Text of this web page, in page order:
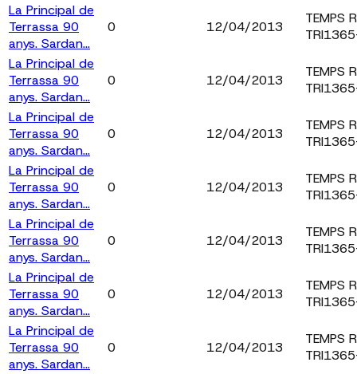
La Principal de
Terrassa 90
anys. Sardan...
0 12/04/2013
TEMPS
La Principal de
Terrassa 90
anys. Sardan...
0 12/04/2013
TEMPS
La Principal de
Terrassa 90
anys. Sardan...
0 12/04/2013
TEMPS
La Principal de
Terrassa 90
anys. Sardan...
0 12/04/2013
TEMPS
La Principal de
Terrassa 90
anys. Sardan...
0 12/04/2013
TEMPS
La Principal de
Terrassa 90
anys. Sardan...
0 12/04/2013
TEMPS
La Principal de
Terrassa 90
anys. Sardan...
0 12/04/2013
TEMPS